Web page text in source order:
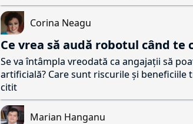
Corina Neagu
Ce vrea să audă robotul când te
Se va întâmpla vreodată ca angajații să
artificială? Care sunt riscurile și
citit
Marian Hanganu